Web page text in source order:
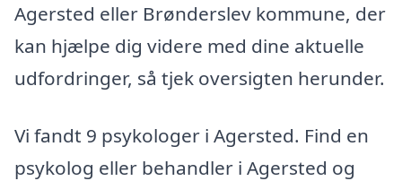
Agersted eller Brønderslev kommune, der
kan hjælpe dig videre med dine aktuelle
udfordringer, så tjek oversigten herunder.
Vi fandt 9 psykologer i Agersted. Find en
psykolog eller behandler i Agersted og